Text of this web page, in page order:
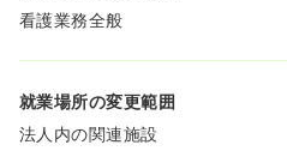
看護業務全般
就業場所の変更範囲
法人内の関連施設